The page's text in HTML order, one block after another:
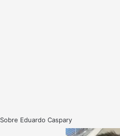
Sobre Eduardo Caspary